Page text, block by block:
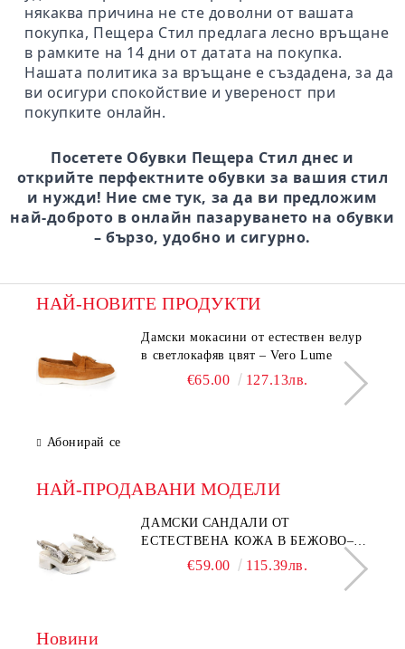
някаква причина не сте доволни от вашата
покупка, Пещера Стил предлага лесно връщане
в рамките на 14 дни от датата на покупка.
Нашата политика за връщане е създадена, за да
ви осигури спокойствие и увереност при
покупките онлайн.
Посетете Обувки Пещера Стил днес и
открийте перфектните обувки за вашия стил
и нужди! Ние сме тук, за да ви предложим
най-доброто в онлайн пазаруването на обувки
– бързо, удобно и сигурно.
НАЙ-НОВИТЕ ПРОДУКТИ
Дамски мокасини от естествен велур
в светлокафяв цвят – Vero Lume
€65.00 127.13лв.
Абонирай се
НАЙ-ПРОДАВАНИ МОДЕЛИ
ДАМСКИ САНДАЛИ ОТ
ЕСТЕСТВЕНА КОЖА В БЕЖОВО–
МОДЕЛ NOVA.
€59.00 115.39лв.
Новини